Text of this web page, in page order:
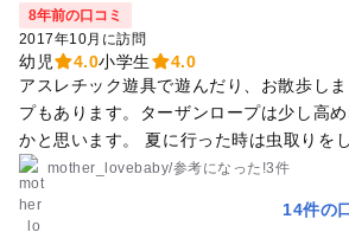
8年前の口コミ
2017年10月に訪問
幼児 4.0小学生
4.0
アスレチック遊具で遊んだり、お散歩し
プもあります。ターザンロープは少し高
かと思います。 夏に行った時は虫取りをしている男の子達もい
ました。じゃぶじゃぶ池も解放していまし
怖がって入ろうとしませんでした。小学生
ん。
mother_lovebaby/参考になった!3件
14件の